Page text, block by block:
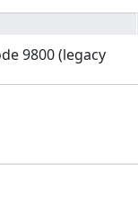
9800 (legacy